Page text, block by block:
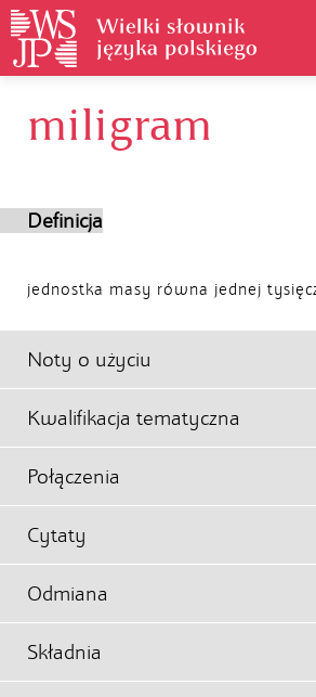
Historia słownika
miligram
Definicja
jednostka masy równa jednej
Noty o użyciu
Kwalifikacja tematyczna
Połączenia
Cytaty
Odmiana
Składnia